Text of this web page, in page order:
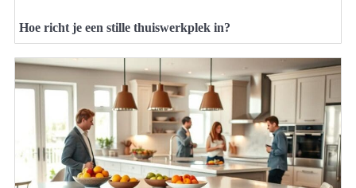
Hoe richt je een stille thuiswerkplek in?